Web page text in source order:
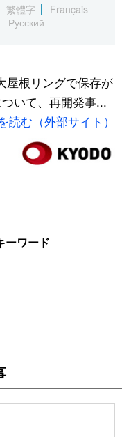
العربية お知らせ
繁體字
Français
Русский
屋根リングで保存が
いて、再開発事...
読む（外部サイト）
ーワード